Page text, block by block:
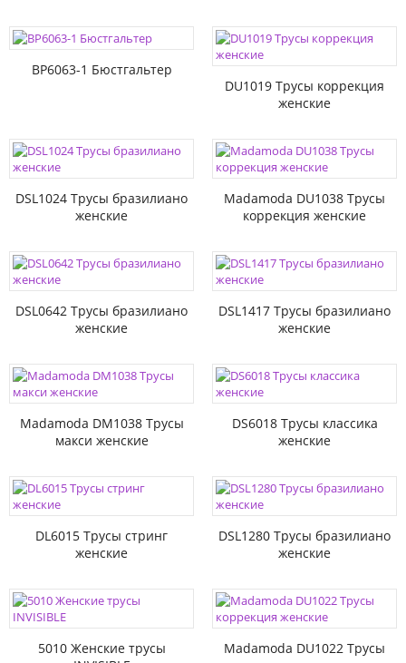
BP6063-1 Бюстгальтер
DU1019 Трусы коррекция
женские
DSL1024 Трусы бразилиано
женские
Madamoda DU1038 Трусы
коррекция женские
DSL0642 Трусы бразилиано
женские
DSL1417 Трусы бразилиано
женские
Madamoda DM1038 Трусы
макси женские
DS6018 Трусы классика
женские
DL6015 Трусы стринг
женские
DSL1280 Трусы бразилиано
женские
5010 Женские трусы
Madamoda DU1022 Трусы